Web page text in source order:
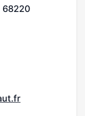
68220